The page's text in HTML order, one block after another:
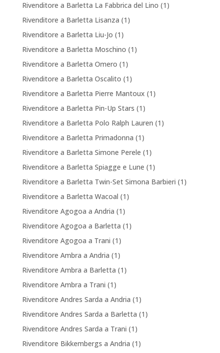
Rivenditore a Barletta La Fabbrica del Lino (1)
Rivenditore a Barletta Lisanza (1)
Rivenditore a Barletta Liu-Jo (1)
Rivenditore a Barletta Moschino (1)
Rivenditore a Barletta Omero (1)
Rivenditore a Barletta Oscalito (1)
Rivenditore a Barletta Pierre Mantoux (1)
Rivenditore a Barletta Pin-Up Stars (1)
Rivenditore a Barletta Polo Ralph Lauren (1)
Rivenditore a Barletta Primadonna (1)
Rivenditore a Barletta Simone Perele (1)
Rivenditore a Barletta Spiagge e Lune (1)
Rivenditore a Barletta Twin-Set Simona Barbieri (1)
Rivenditore a Barletta Wacoal (1)
Rivenditore Agogoa a Andria (1)
Rivenditore Agogoa a Barletta (1)
Rivenditore Agogoa a Trani (1)
Rivenditore Ambra a Andria (1)
Rivenditore Ambra a Barletta (1)
Rivenditore Ambra a Trani (1)
Rivenditore Andres Sarda a Andria (1)
Rivenditore Andres Sarda a Barletta (1)
Rivenditore Andres Sarda a Trani (1)
Rivenditore Bikkembergs a Andria (1)